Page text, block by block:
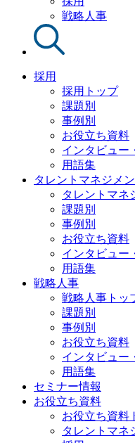
戦略人事
採用
採用トップ
課題別
事例別
お役立ち資料
インタビュー
用語集
タレントマネジメン
タレントマネ
課題別
事例別
お役立ち資料
インタビュー
用語集
戦略人事
戦略人事トッ
課題別
事例別
お役立ち資料
インタビュー
用語集
セミナー情報
お役立ち資料
お役立ち資料
タレントマネ